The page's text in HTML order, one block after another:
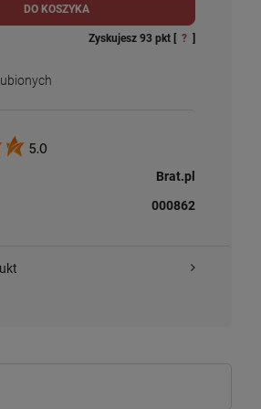
DO KOSZYKA
Zyskujesz 93 pkt [ ? ]
5.0
Brat.pl
000862